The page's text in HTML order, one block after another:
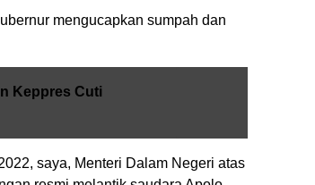
mengucapkan sumpah dan
Keppres Cuti
saya, Menteri Dalam Negeri atas